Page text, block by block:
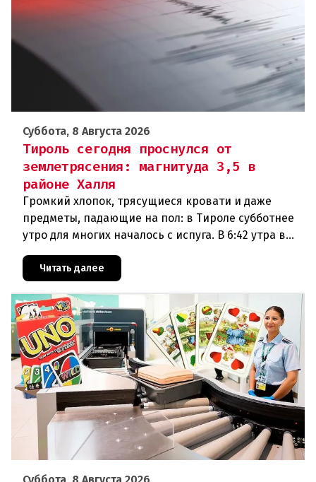
Суббота, 8 Августа 2026
Тироль сегодня проснулся от
землетрясения: магнитуда 3,5 в
районе Халля
Громкий хлопок, трясущиеся кровати и даже
предметы, падающие на пол: в Тироле субботнее
утро для многих началось с испуга. В 6:42 утра в
районе Халля произошло землетрясение.Данные
сейсмологовПо данны
Читать далее